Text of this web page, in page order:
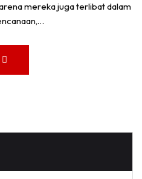
mereka juga terlibat dalam